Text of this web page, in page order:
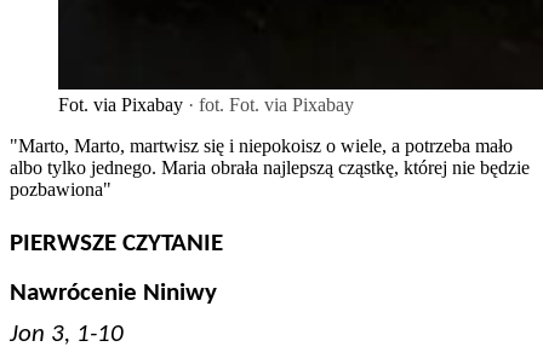
Fot. via Pixabay · fot. Fot. via Pixabay
"Marto, Marto, martwisz się i niepokoisz o wiele, a potrzeba mało
albo tylko jednego. Maria obrała najlepszą cząstkę, której nie będzie
pozbawiona"
PIERWSZE CZYTANIE
Nawrócenie Niniwy
Jon 3, 1-10